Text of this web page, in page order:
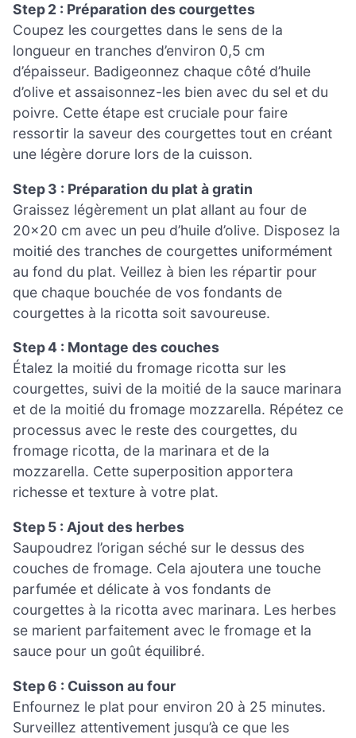
Step 2 : Préparation des courgettes
Coupez les courgettes dans le sens de la
longueur en tranches d’environ 0,5 cm
d’épaisseur. Badigeonnez chaque côté d’huile
d’olive et assaisonnez-les bien avec du sel et du
poivre. Cette étape est cruciale pour faire
ressortir la saveur des courgettes tout en créant
une légère dorure lors de la cuisson.
Step 3 : Préparation du plat à gratin
Graissez légèrement un plat allant au four de
20×20 cm avec un peu d’huile d’olive. Disposez la
moitié des tranches de courgettes uniformément
au fond du plat. Veillez à bien les répartir pour
que chaque bouchée de vos fondants de
courgettes à la ricotta soit savoureuse.
Step 4 : Montage des couches
Étalez la moitié du fromage ricotta sur les
courgettes, suivi de la moitié de la sauce marinara
et de la moitié du fromage mozzarella. Répétez ce
processus avec le reste des courgettes, du
fromage ricotta, de la marinara et de la
mozzarella. Cette superposition apportera
richesse et texture à votre plat.
Step 5 : Ajout des herbes
Saupoudrez l’origan séché sur le dessus des
couches de fromage. Cela ajoutera une touche
parfumée et délicate à vos fondants de
courgettes à la ricotta avec marinara. Les herbes
se marient parfaitement avec le fromage et la
sauce pour un goût équilibré.
Step 6 : Cuisson au four
Enfournez le plat pour environ 20 à 25 minutes.
Surveillez attentivement jusqu’à ce que les